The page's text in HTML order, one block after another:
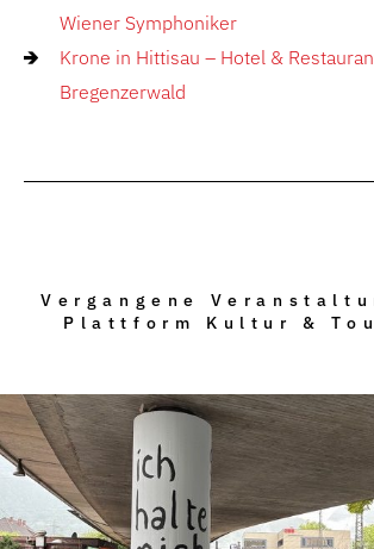
Wiener Symphoniker
Krone in Hittisau – Hotel &
Bregenzerwald
Vergangene
Plattform Kultur &